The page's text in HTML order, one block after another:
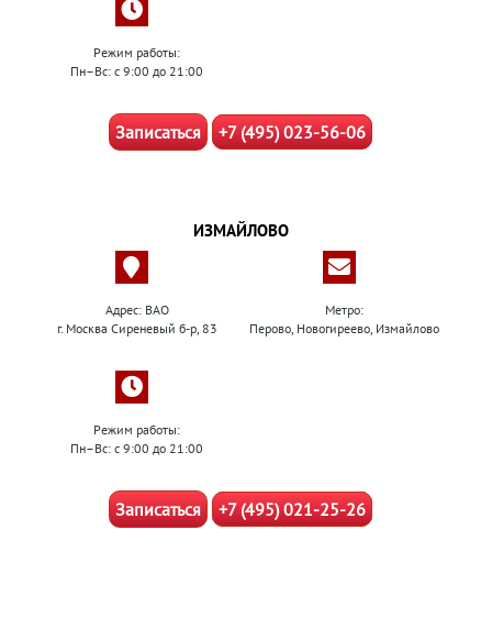
Режим работы:
Пн–Вс: с 9:00 до 21:00
Записаться +7 (495) 023-56-06
ИЗМАЙЛОВО
Адрес: ВАО
г. Москва Сиреневый б-р, 83
Метро:
Перово, Новогиреево, Измайлово
Режим работы:
Пн–Вс: с 9:00 до 21:00
Записаться +7 (495) 021-25-26